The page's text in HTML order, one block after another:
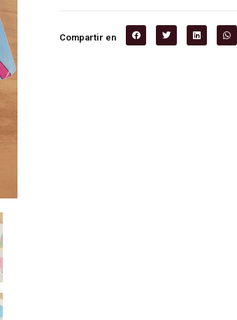
Compartir en